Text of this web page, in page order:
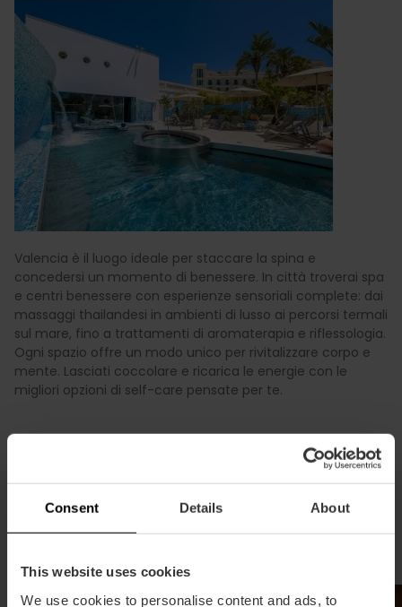
Consent Details About
This website uses cookies
We use cookies to personalise content and ads, to
Valencia è il luogo ideale per staccare la spina e
concedersi un momento di benessere. In città troverai spa
e centri benessere con esperienze sensoriali complete: dai
massaggi thailandesi in ambienti di lusso ai percorsi termali
sul mare, fino a trattamenti di aromaterapia e riflessologia.
Ogni spazio offre un modo unico per rivitalizzare corpo e
mente. Lasciati coccolare e ricarica le energie con le
migliori opzioni di self-care pensate per te.
Le migliori spa per rilassarsi